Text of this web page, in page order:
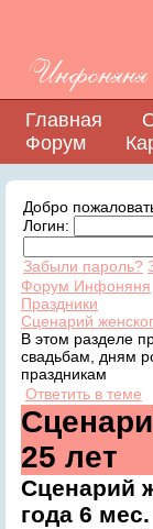
Инфоняня
Главная
Форум
Добро
Логин:
Забыли пароль?
Форум Инфоняня
Праздники
Сценарий
В этом разделе
свадьбам, дням
праздникам
Ответить в теме
25 лет
Сценарий
года 6